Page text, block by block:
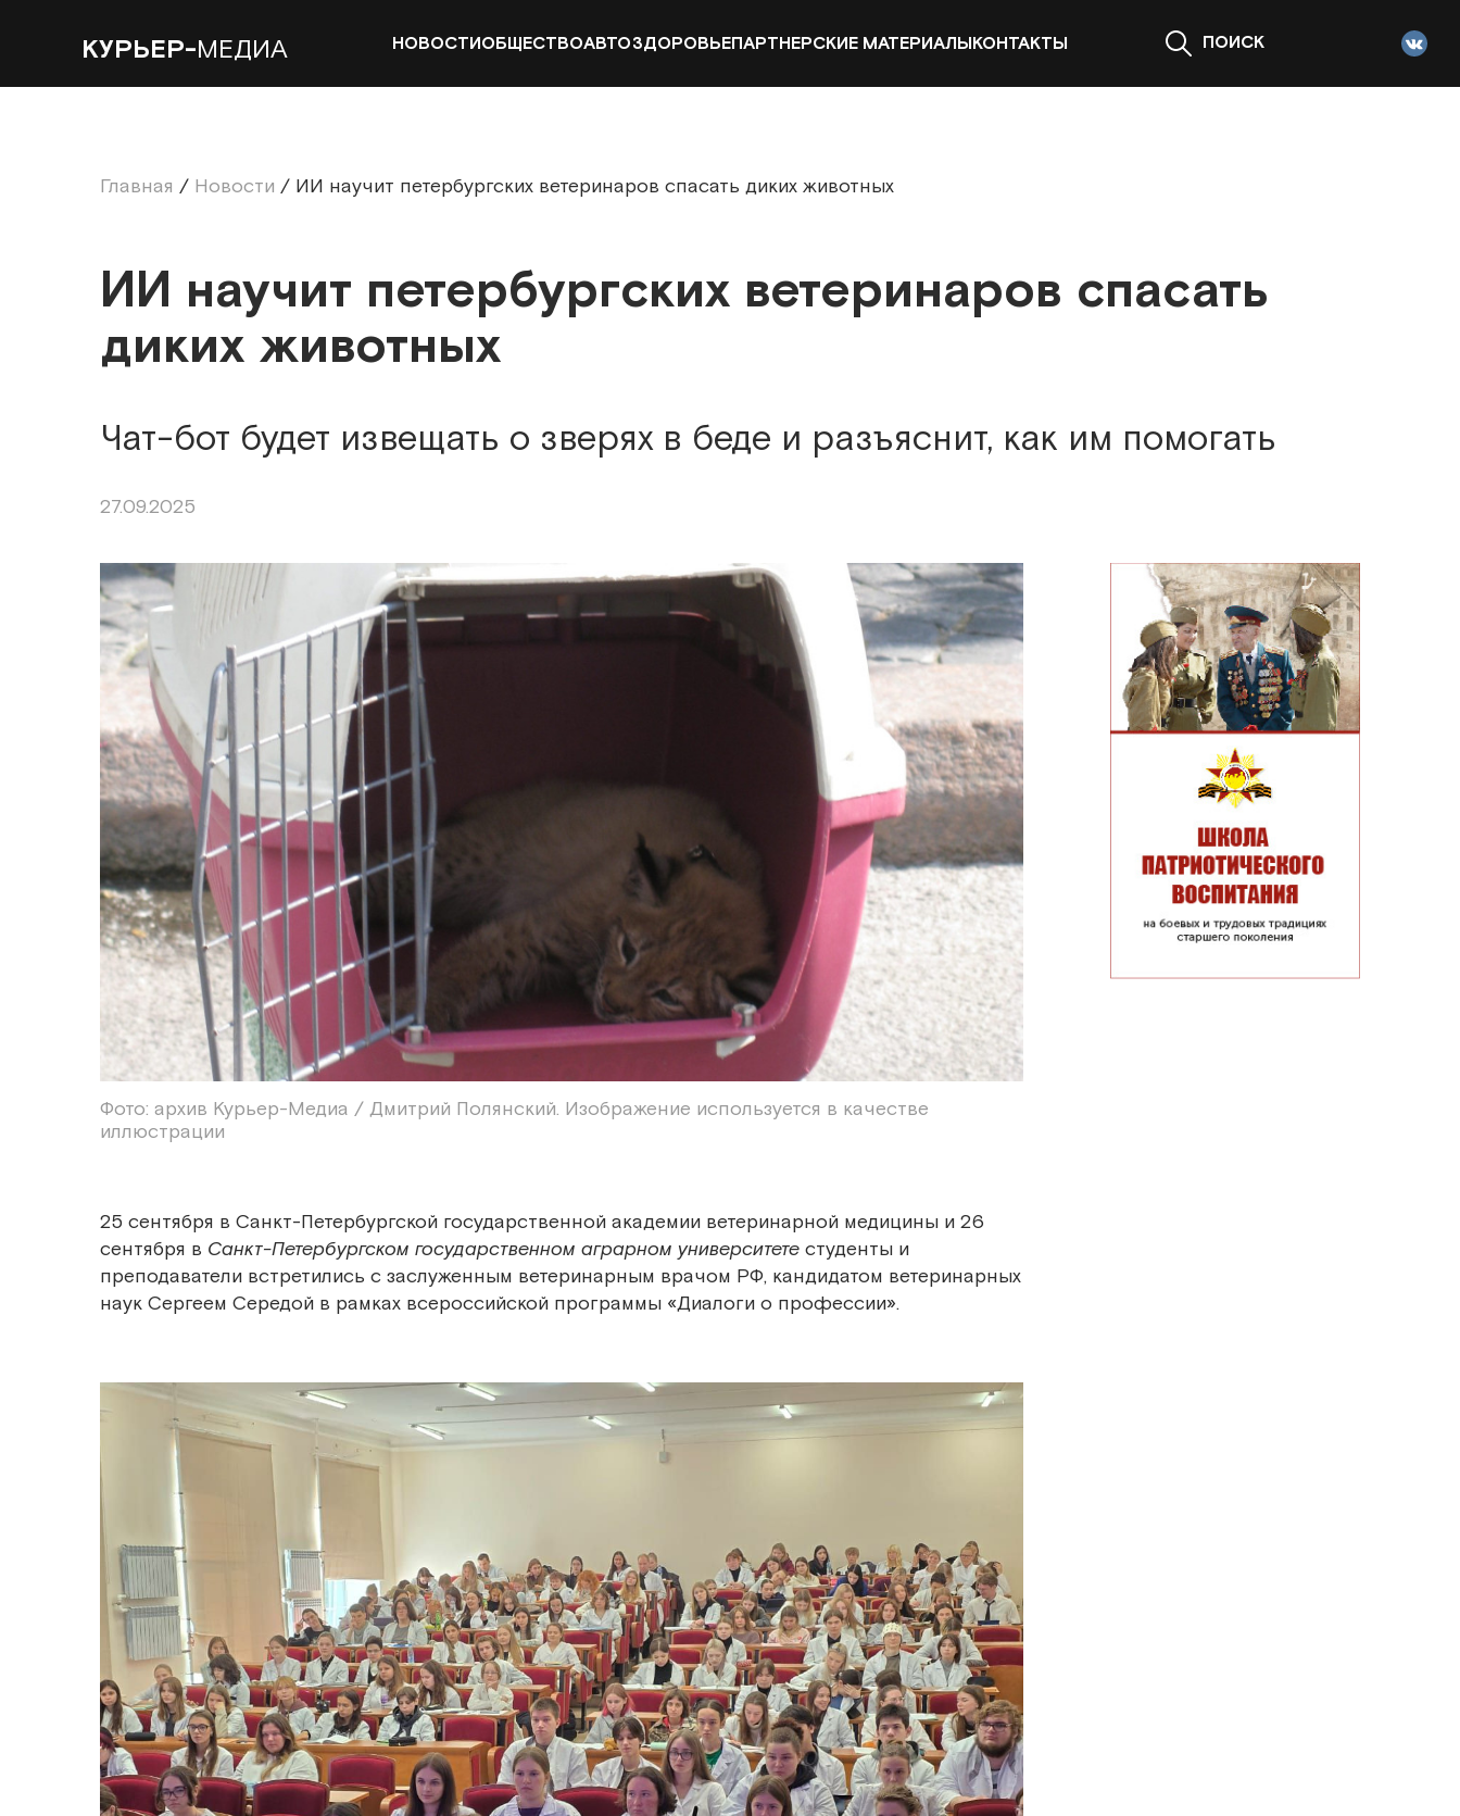
КУРЬЕР-МЕДИА НОВОСТИОБЩЕСТВОАВТОЗДОРОВЬЕПАРТНЕРСКИЕ МАТЕРИАЛЫКОНТАКТЫ ПОИСК
Главная / Новости / ИИ научит петербургских ветеринаров спасать диких животных
ИИ научит петербургских ветеринаров спасать
диких животных
Чат-бот будет извещать о зверях в беде и разъяснит, как им помогать
27.09.2025
Фото: архив Курьер-Медиа / Дмитрий Полянский. Изображение используется в качестве
иллюстрации
25 сентября в Санкт-Петербургской государственной академии ветеринарной медицины и 26
сентября в Санкт-Петербургском государственном аграрном университете студенты и
преподаватели встретились с заслуженным ветеринарным врачом РФ, кандидатом ветеринарных
наук Сергеем Середой в рамках всероссийской программы «Диалоги о профессии».